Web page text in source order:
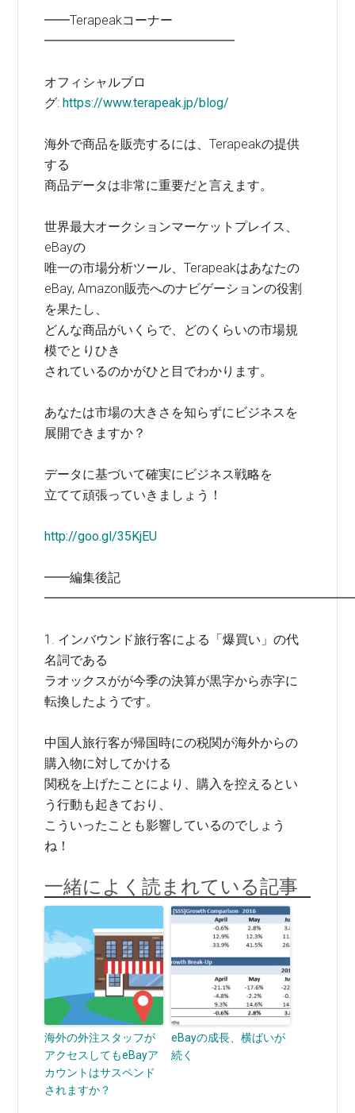
━━Terapeakコーナー
━━━━━━━━━━━━━━━
オフィシャルブロ
グ:https://www.terapeak.jp/blog/
海外で商品を販売するには、Terapeakの提供
する
商品データは非常に重要だと言えます。
世界最大オークションマーケットプレイス、
eBayの
唯一の市場分析ツール、Terapeakはあなたの
eBay, Amazon販売へのナビゲーションの役割
を果たし、
どんな商品がいくらで、どのくらいの市場規
模でとりひき
されているのかがひと目でわかります。
あなたは市場の大きさを知らずにビジネスを
展開できますか？
データに基づいて確実にビジネス戦略を
立てて頑張っていきましょう！
http://goo.gl/35KjEU
━━編集後記
1. インバウンド旅行客による「爆買い」の代
名詞である
ラオックスがが今季の決算が黒字から赤字に
転換したようです。
中国人旅行客が帰国時にの税関が海外からの
購入物に対してかける
関税を上げたことにより、購入を控えるとい
う行動も起きており、
こういったことも影響しているのでしょう
ね！
一緒によく読まれている記事
海外の外注スタッフが
アクセスしてもeBayア
カウントはサスペンド
されますか？
eBayの成長、横ばいが
続く